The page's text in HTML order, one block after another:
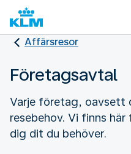
Affärsresor
Företagsavtal
Varje företag, oavsett
resebehov. Vi finns
dig dit du behöver.